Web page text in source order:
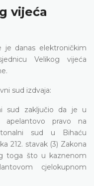
vijeća
je danas elektroničkim
Velikog vijeća
sud izdvaja:
sud zaključio da je u
apelantovo pravo na
sud u Bihaću
212. stavak (3) Zakona
toga što u kaznenom
cjelokupnom